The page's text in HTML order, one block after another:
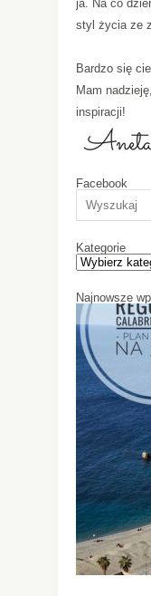
ja. Na co
styl życia ze
Bardzo się
Mam
inspiracji!
Facebook
Kategorie
Najnowsze